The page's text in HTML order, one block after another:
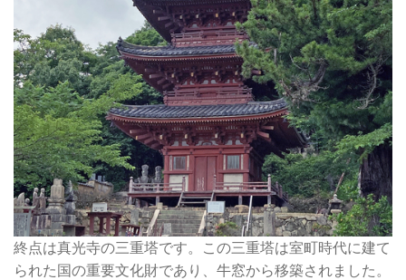
終点は真光寺の三重塔です。この三重塔は室町時代に建て
られた国の重要文化財であり、牛窓から移築されました。